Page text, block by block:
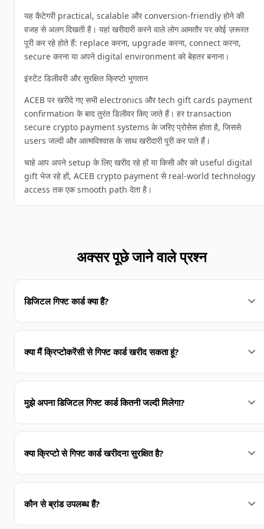
यह कैटेगरी practical, scalable और conversion-friendly होने की
वजह से अलग दिखती है। यहां खरीदारी करने वाले लोग आमतौर पर कोई ज़रूरत
पूरी कर रहे होते हैं: replace करना, upgrade करना, connect करना,
secure करना या अपने digital environment को बेहतर बनाना।
इंस्टेंट डिलीवरी और सुरक्षित क्रिप्टो भुगतान
ACEB पर खरीदे गए सभी electronics और tech gift cards payment
confirmation के बाद तुरंत डिलीवर किए जाते हैं। हर transaction
secure crypto payment systems के जरिए प्रोसेस होता है, जिससे
users जल्दी और आत्मविश्वास के साथ खरीदारी पूरी कर पाते हैं।
चाहे आप अपने setup के लिए खरीद रहे हों या किसी और को useful digital
gift भेज रहे हों, ACEB crypto payment से real-world technology
access तक एक smooth path देता है।
अक्सर पूछे जाने वाले प्रश्न
डिजिटल गिफ्ट कार्ड क्या हैं?
क्या मैं क्रिप्टोकरेंसी से गिफ्ट कार्ड खरीद सकता हूं?
मुझे अपना डिजिटल गिफ्ट कार्ड कितनी जल्दी मिलेगा?
क्या क्रिप्टो से गिफ्ट कार्ड खरीदना सुरक्षित है?
कौन से ब्रांड उपलब्ध हैं?